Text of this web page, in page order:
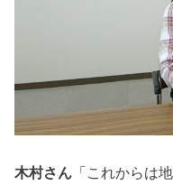
木村さん 「これからは